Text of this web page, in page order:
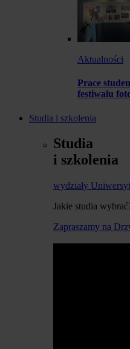
Aktualności
Prace
festiwalu
Studia i szkolenia
Studia
i szkolenia
wydziały
Jakie studia
Zapraszamy na